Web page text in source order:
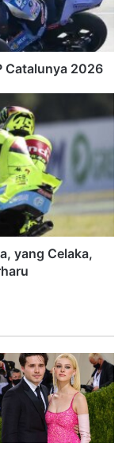
Catalunya 2026
yang Celaka,